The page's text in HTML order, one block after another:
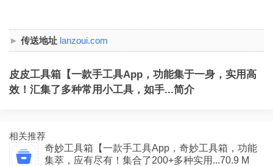
传送地址 lanzoui.com
皮皮工具箱【一款手工具App，功能集于一身，实用高
效！汇集了多种常用小工具，如手...简介
相关推荐
奇妙工具箱【一款手工具App，奇妙工具箱，功能
集萃，应有尽有！集合了200+多种实用...70.9 M